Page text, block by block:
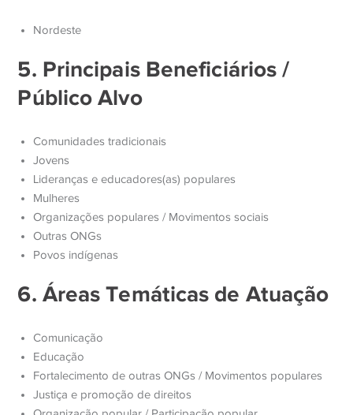
Nordeste
5. Principais Beneficiários /
Público Alvo
Comunidades tradicionais
Jovens
Lideranças e educadores(as) populares
Mulheres
Organizações populares / Movimentos sociais
Outras ONGs
Povos indígenas
6. Áreas Temáticas de Atuação
Comunicação
Educação
Fortalecimento de outras ONGs / Movimentos populares
Justiça e promoção de direitos